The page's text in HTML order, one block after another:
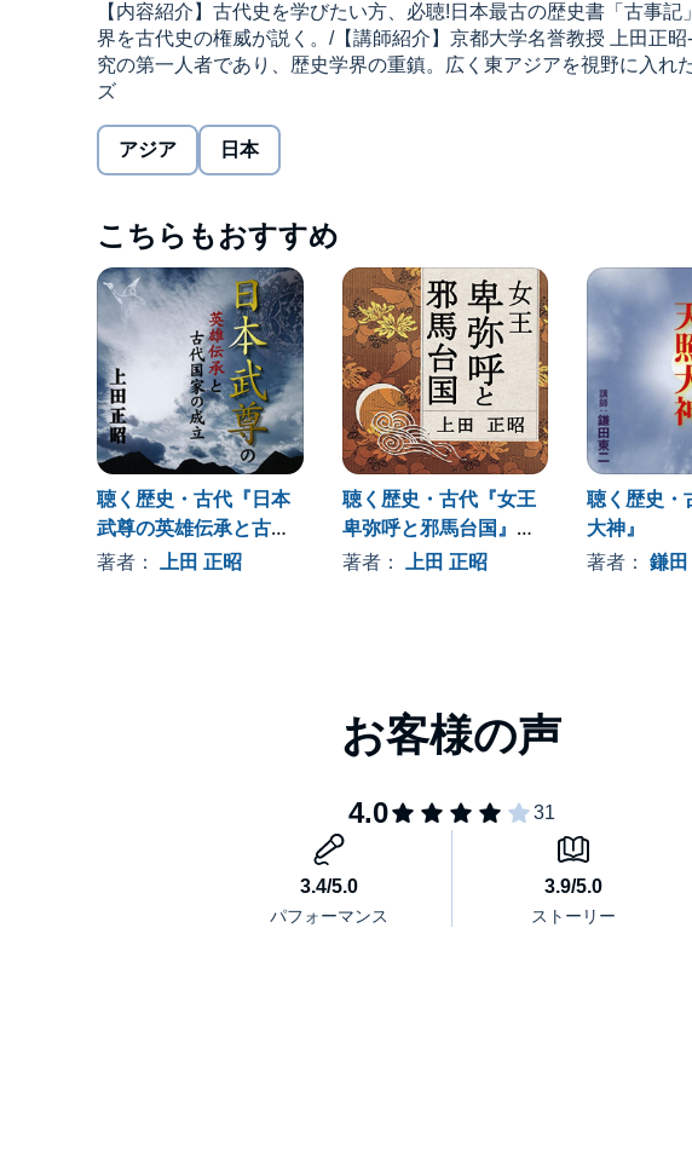
【内容紹介】古代史を学びたい方、必聴!日本最古の歴史書「古事
界を古代史の権威が説く。/【講師紹介】京都大学名誉教授 上田正
究の第一人者であり、歴史学界の重鎮。広く東アジアを視野に入れ
ズ
アジア 日本
こちらもおすすめ
聴く歴史・古代『日本
武尊の英雄伝承と古代
国家の成立』
著者： 上田 正昭
聴く歴史・古代『女王
卑弥呼と邪馬台国』
〔講師〕上田正昭
著者： 上田 正昭
聴く歴史・
大神』
著者：鎌